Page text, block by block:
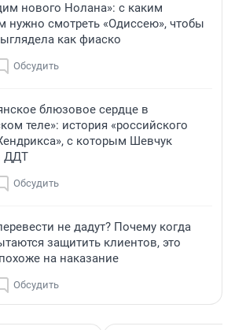
нового Нолана»: с каким
нужно смотреть «Одиссею», чтобы
как фиаско
Обсудить
блюзовое сердце в
теле»: история «российского
с которым Шевчук
ДДТ
Обсудить
не дадут? Почему когда
защитить клиентов, это
на наказание
Обсудить